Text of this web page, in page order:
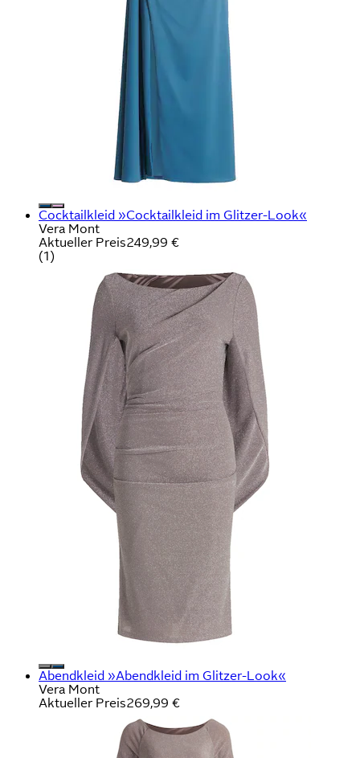
Cocktailkleid »Cocktailkleid im Glitzer-Look«
Vera Mont
Aktueller Preis249,99 €
(1)
Abendkleid »Abendkleid im Glitzer-Look«
Vera Mont
Aktueller Preis269,99 €